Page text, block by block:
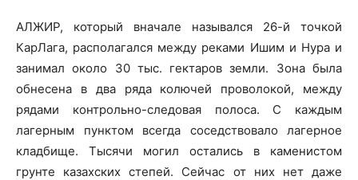
АЛЖИР, который вначале назывался 26-й точкой
КарЛага, располагался между реками Ишим и Нура и
занимал около 30 тыс. гектаров земли. Зона была
обнесена в два ряда колючей проволокой, между
рядами контрольно-следовая полоса. С каждым
лагерным пунктом всегда соседствовало лагерное
кладбище. Тысячи могил остались в каменистом
грунте казахских степей. Сейчас от них нет даже